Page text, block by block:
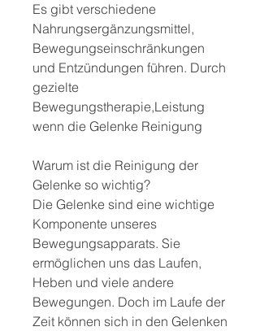
Es gibt verschiedene
Nahrungsergänzungsmittel,
Bewegungseinschränkungen
und Entzündungen führen. Durch
gezielte
Bewegungstherapie,Leistung
wenn die Gelenke Reinigung
Warum ist die Reinigung der
Gelenke so wichtig?
Die Gelenke sind eine wichtige
Komponente unseres
Bewegungsapparats. Sie
ermöglichen uns das Laufen,
Heben und viele andere
Bewegungen. Doch im Laufe der
Zeit können sich in den Gelenken